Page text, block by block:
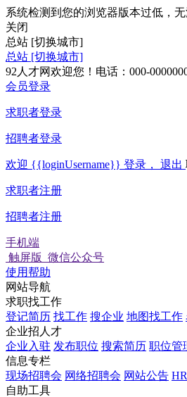
系统检测到您的浏览器版本过低，
关闭
总站 [切换城市]
总站 [切换城市]
92人才网欢迎您！电话：000-
会员登录
求职者登录
招聘者登录
欢迎 {{loginUsername}} 登录， 退出
求职者注册
招聘者注册
手机端
触屏版 微信公众号
使用帮助
网站导航
求职找工作
登记简历 找工作 搜企业 地图找工作
企业招人才
企业入驻 发布职位 搜索简历 职位管
信息专栏
现场招聘会 网络招聘会 网站公告
自助工具